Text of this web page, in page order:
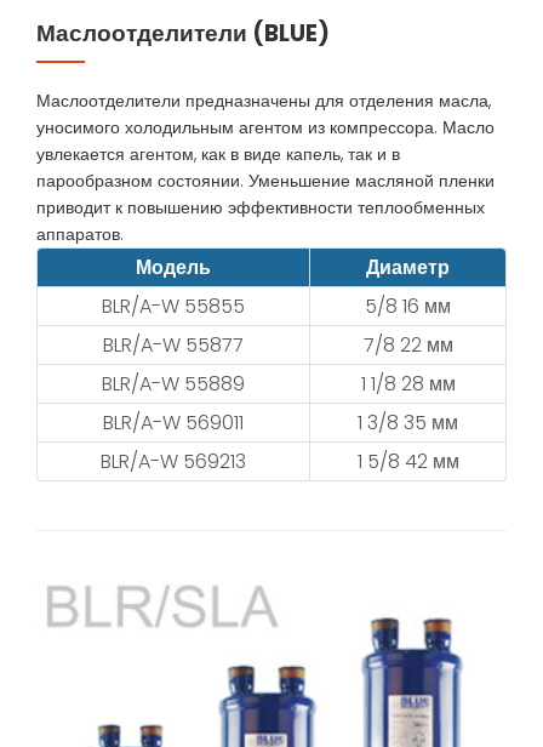
Маслоотделители (BLUE)
Маслоотделители предназначены для отделения масла,
уносимого холодильным агентом из компрессора. Масло
увлекается агентом, как в виде капель, так и в
парообразном состоянии. Уменьшение масляной пленки
приводит к повышению эффективности теплообменных
аппаратов.
Модель
Диаметр
BLR/A-W 55855
5/8 16 мм
BLR/A-W 55877
7/8 22 мм
BLR/A-W 55889
1 1/8 28 мм
BLR/A-W 569011
1 3/8 35 мм
BLR/A-W 569213
1 5/8 42 мм